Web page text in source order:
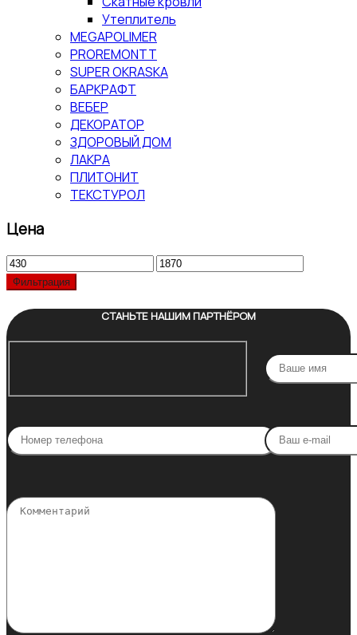
Утеплитель
MEGAPOLIMER
PROREMONTT
SUPER OKRASKA
БАРКРАФТ
ВЕБЕР
ДЕКОРАТОР
ЗДОРОВЫЙ ДОМ
ЛАКРА
ПЛИТОНИТ
ТЕКСТУРОЛ
Цена
Минимальная
цена
Максимальная
Фильтрация
СТАНЬТЕ НАШИМ ПАРТНЁРОМ